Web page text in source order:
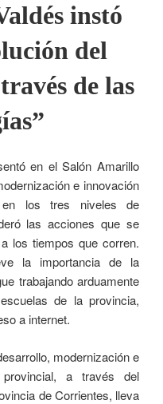
instó
del
de las
en el Salón Amarillo
e innovación
los tres niveles de
las acciones que se
los tiempos que corren.
la importancia de la
trabajando arduamente
de la provincia,
a internet.
modernización e
a través del
de Corrientes, lleva